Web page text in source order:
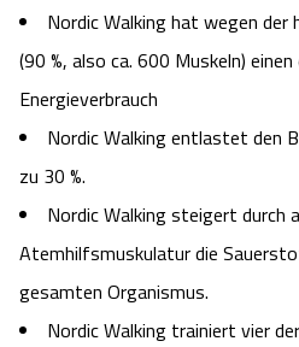
Anreise
Shop
Urlaub mit
Snow World
Ralf Schumacher
Abenteuerland
Battle Kart
Nordic Walking hat wegen der
(90 %, also ca. 600 Muskeln)
Energieverbrauch
Nordic Walking entlastet den
zu 30 %.
Nordic Walking steigert durch
Atemhilfsmuskulatur die
gesamten Organismus.
Nordic Walking trainiert vier